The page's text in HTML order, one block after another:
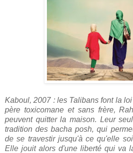
Kaboul, 2007 : les Talibans font la
père toxicomane et sans frère,
peuvent quitter la maison. Leur
tradition des bacha posh, qui
de se travestir jusqu'à ce qu'elle
Elle jouit alors d'une liberté qui va